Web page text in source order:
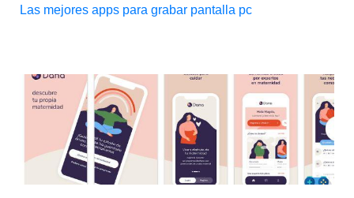
Las mejores apps para grabar pantalla pc